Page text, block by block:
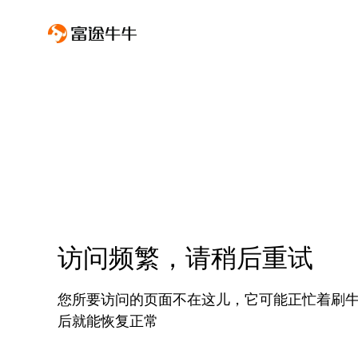
访问频繁，请稍后重试
您所要访问的页面不在这儿，它可能正忙着刷
后就能恢复正常